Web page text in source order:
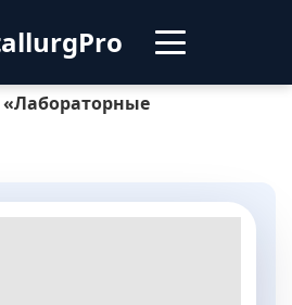
Новгород
«Лабораторные